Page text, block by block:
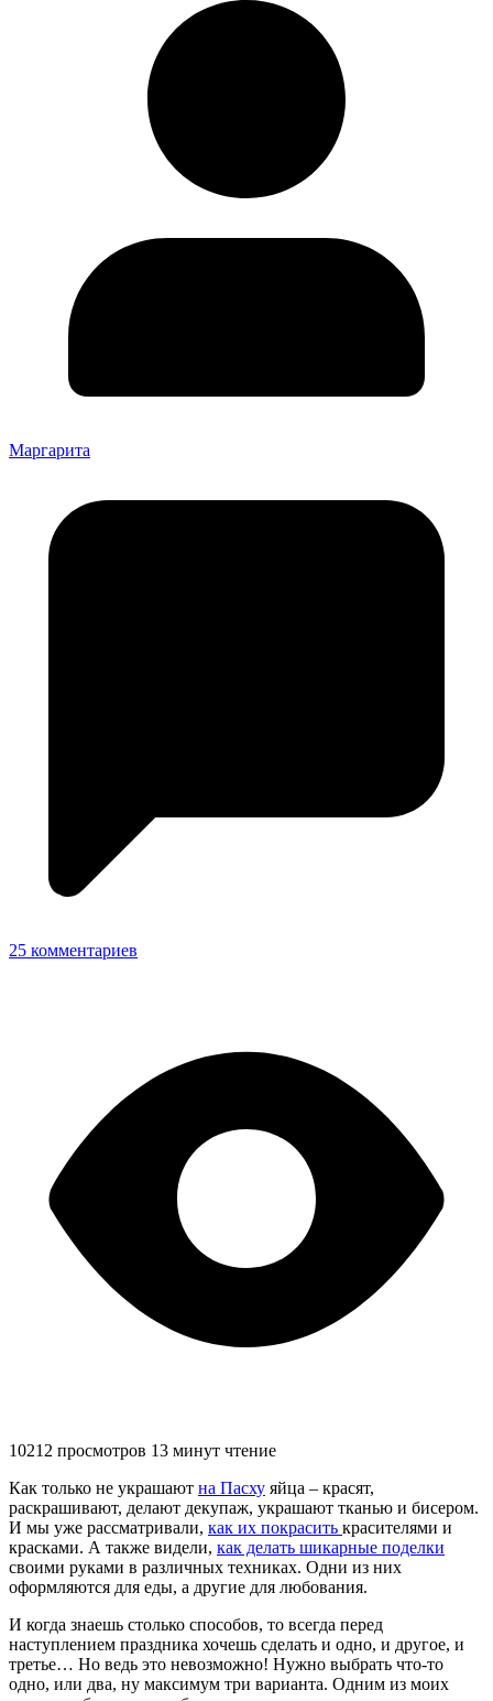
Маргарита
25 комментариев
10212 просмотров 13 минут чтение
Как только не украшают на Пасху яйца – красят,
раскрашивают, делают декупаж, украшают тканью и бисером.
И мы уже рассматривали, как их покрасить красителями и
красками. А также видели, как делать шикарные поделки
своими руками в различных техниках. Одни из них
оформляются для еды, а другие для любования.
И когда знаешь столько способов, то всегда перед
наступлением праздника хочешь сделать и одно, и другое, и
третье… Но ведь это невозможно! Нужно выбрать что-то
одно, или два, ну максимум три варианта. Одним из моих